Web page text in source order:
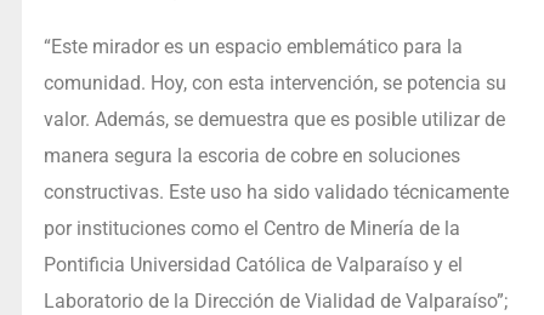
“Este mirador es un espacio emblemático para la
comunidad. Hoy, con esta intervención, se potencia su
valor. Además, se demuestra que es posible utilizar de
manera segura la escoria de cobre en soluciones
constructivas. Este uso ha sido validado técnicamente
por instituciones como el Centro de Minería de la
Pontificia Universidad Católica de Valparaíso y el
Laboratorio de la Dirección de Vialidad de Valparaíso”;